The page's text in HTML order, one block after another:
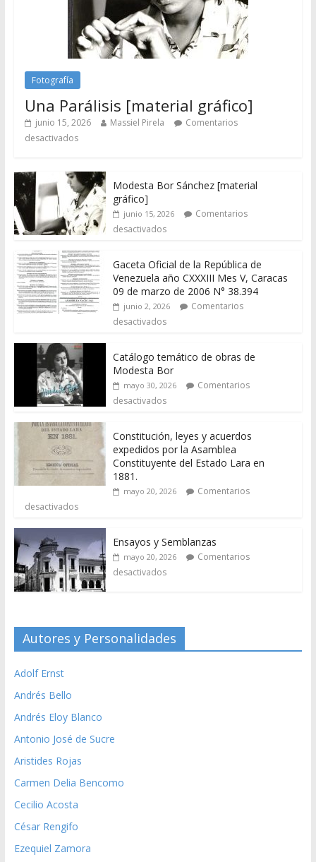
Fotografía
Una Parálisis [material gráfico]
junio 15, 2026 Massiel Pirela
Comentarios
desactivados
Modesta Bor Sánchez [material
gráfico]
junio 15, 2026
Comentarios
desactivados
Gaceta Oficial de la República de
Venezuela año CXXXIII Mes V, Caracas
09 de marzo de 2006 N° 38.394
junio 2, 2026
Comentarios
desactivados
Catálogo temático de obras de
Modesta Bor
mayo 30, 2026
Comentarios
desactivados
Constitución, leyes y acuerdos
expedidos por la Asamblea
Constituyente del Estado Lara en
1881.
mayo 20, 2026
Comentarios
desactivados
Ensayos y Semblanzas
mayo 20, 2026
Comentarios
desactivados
Autores y Personalidades
Adolf Ernst
Andrés Bello
Andrés Eloy Blanco
Antonio José de Sucre
Aristides Rojas
Carmen Delia Bencomo
Cecilio Acosta
César Rengifo
Ezequiel Zamora